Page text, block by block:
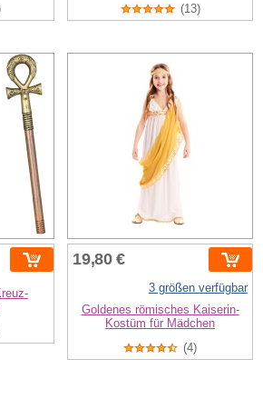
(13)
19,80 €
3 größen verfügbar
Goldenes römisches Kaiserin-
Kostüm für Mädchen
(4)